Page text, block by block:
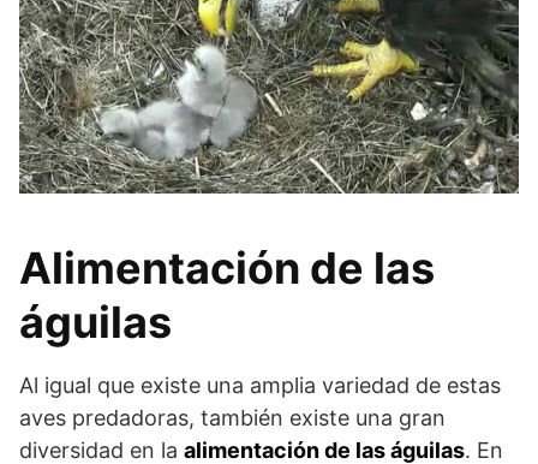
Alimentación de las
águilas
Al igual que existe una amplia variedad de estas
aves predadoras, también existe una gran
diversidad en la alimentación de las águilas. En